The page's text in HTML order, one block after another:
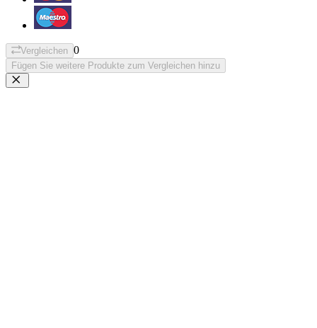
Vergleichen 0
Fügen Sie weitere Produkte zum Vergleichen hinzu